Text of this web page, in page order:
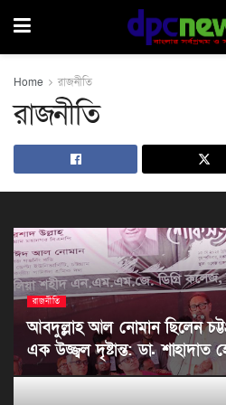
Home রাজনীতি
রাজনীতি
রাজনীতি
আবদুল্লাহ আল নোমান ছিলেন
এক উজ্জ্বল দৃষ্টান্ত: ডা. শাহাদাত